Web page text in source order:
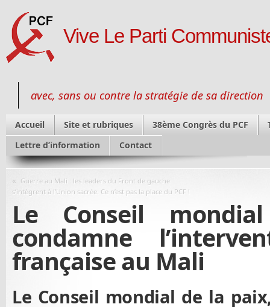
Vive Le Parti
avec, sans ou contre la stratégie de sa direction
Accueil Site et rubriques 38ème Congrès du PCF
Lettre d’information
Contact
« Guerre au Mali : les leaders du Front de gauche
s’intègrent à l’Union sacrée. Ce n’est pas la place du PCF !
Le Conseil
condamne
française au Mali
Le Conseil mondial de la